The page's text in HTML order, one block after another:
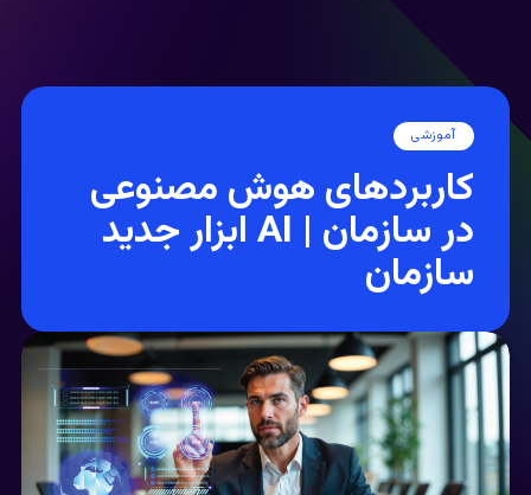
آموزشی
کاربردهای هوش مصنوعی
در سازمان | AI ابزار جدید
سازمان